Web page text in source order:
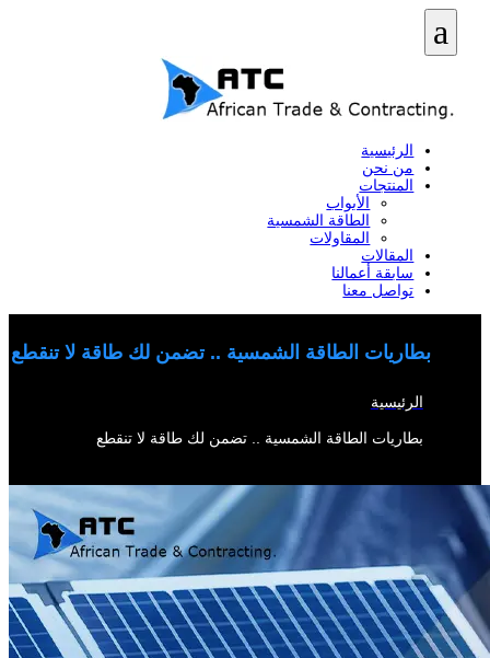
a
الرئيسية
من نحن
المنتجات
الأبواب
الطاقة الشمسية
المقاولات
المقالات
سابقة أعمالنا
تواصل معنا
بطاريات الطاقة الشمسية .. تضمن لك طاقة لا تنقطع
الرئيسية
بطاريات الطاقة الشمسية .. تضمن لك طاقة لا تنقطع